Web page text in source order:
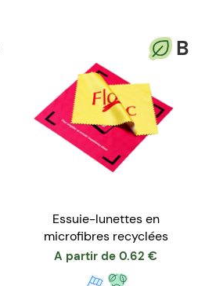
B
Essuie-lunettes en
microfibres recyclées
A partir de 0.62 €